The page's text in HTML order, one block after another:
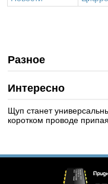
Разное
Интересно
Щуп станет
коротком проводе